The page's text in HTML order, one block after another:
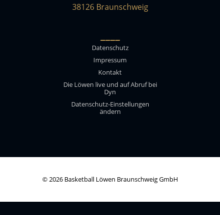
38126 Braunschweig
____
Datenschutz
Impressum
Kontakt
Die Löwen live und auf Abruf bei
Dyn
Datenschutz-Einstellungen
ändern
© 2026 Basketball Löwen Braunschweig GmbH